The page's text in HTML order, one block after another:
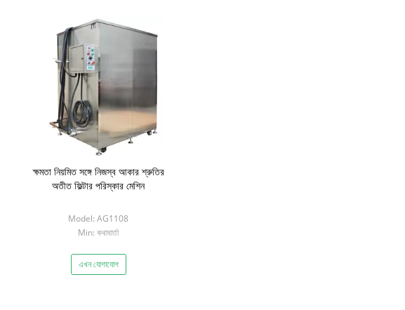
ক্ষমতা নিয়মিত সঙ্গে নিজস্ব আকার শ্রুতির
অতীত ফিল্টার পরিস্কার মেশিন
Model: AG1108
Min: কথাবার্তা
এখন যোগাযোগ